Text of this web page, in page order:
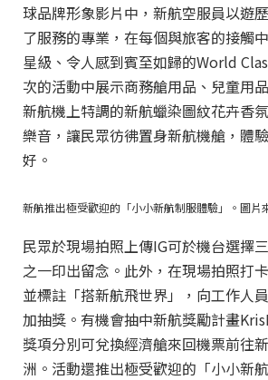
球品牌形象影片中，新航空服員以遊
了服務的專業，在每個與旅客的接觸
星級、令人感到賓至如歸的World
次的活動中展示商務艙用品、兒童用
新航機上特調的新航蠟染圖紋花卉香
樂音，讓民眾彷彿置身新航機艙，體
好。
新航推出極受歡迎的「小小新航制服體驗」。圖片
民眾於現場拍照上傳IG可於機台選擇
之一印出留念。此外，在現場拍照打
並標註「搭新航飛世界」，向工作人
加抽獎。有機會抽中新航獎勵計畫
獎項分別可兌換經濟艙來回機票前往
洲。活動還推出極受歡迎的「小小新